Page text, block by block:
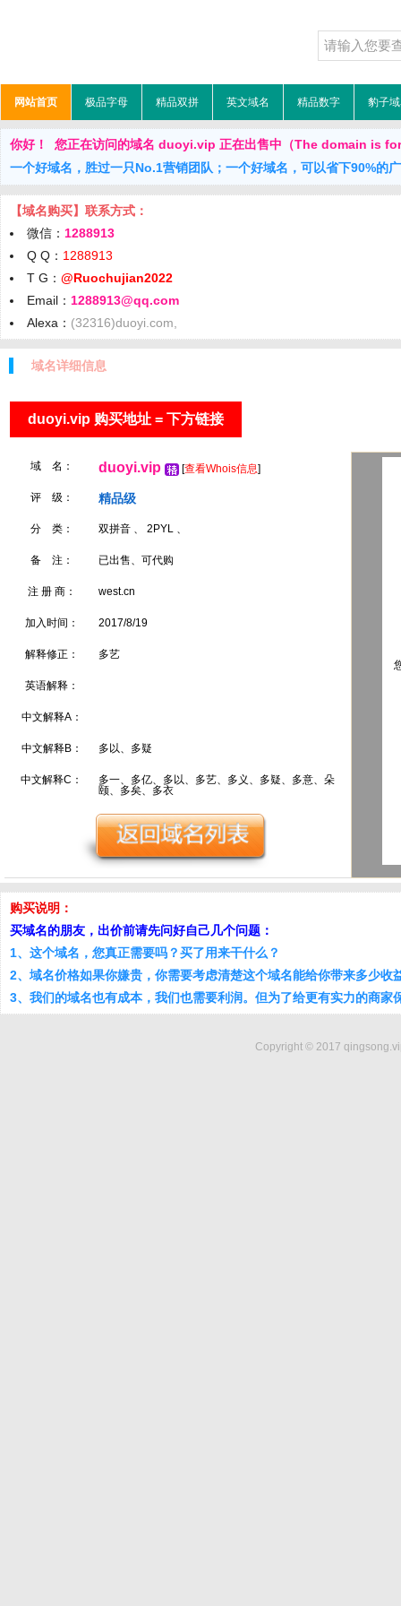
网站首页 极品字母 精品双拼 英文域名 精品数字 豹子
你好！ 您正在访问的域名 duoyi.vip 正在出售中（The domain is
一个好域名，胜过一只No.1营销团队；一个好域名，可以省下90%的
【域名购买】联系方式：
微信： 1288913
Q Q： 1288913
T G： @Ruochujian2022
Email： 1288913@qq.com
Alexa： (32316)duoyi.com,
域名详细信息
duoyi.vip 购买地址 = 下方链接
域 名： duoyi.vip [查看Whois信息]
评 级： 精品级
分 类： 双拼音 、 2PYL 、
备 注： 已出售、可代购
注 册 商： west.cn
加入时间： 2017/8/19
解释修正： 多艺
英语解释：
中文解释A：
中文解释B： 多以、多疑
中文解释C：
多一、多亿、多以、多艺、多义、多疑、多意、朵
颐、多矣、多衣
购买说明：
买域名的朋友，出价前请先问好自己几个问题：
1、这个域名，您真正需要吗？买了用来干什么？
2、域名价格如果你嫌贵，你需要考虑清楚这个域名能给你带来多少收
3、我们的域名也有成本，我们也需要利润。但为了给更有实力的商家
Copyright © 2017